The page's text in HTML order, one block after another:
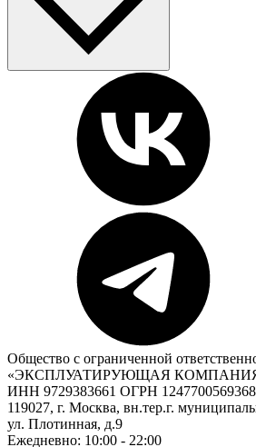
Общество с ограниченной
«ЭКСПЛУАТИРУЮЩАЯ
ИНН 9729383661 ОГРН 1247700569368
119027, г. Москва, вн.тер.г.
ул. Плотинная, д.9
Ежедневно: 10:00 - 22:00